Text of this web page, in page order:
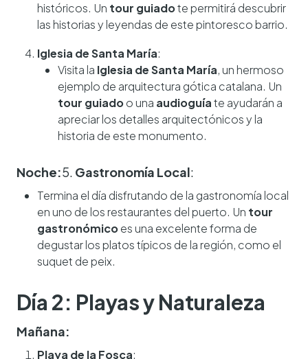
históricos. Un tour guiadote permitirá descubrir
las historias y leyendas de este pintoresco barrio.
Iglesia de Santa María:
Visita la Iglesia de Santa María, un hermoso
ejemplo de arquitectura gótica catalana. Un
tour guiadoo una audioguíate ayudarán a
apreciar los detalles arquitectónicos y la
historia de este monumento.
Noche:5. Gastronomía Local:
Termina el día disfrutando de la gastronomía local
en uno de los restaurantes del puerto. Un tour
gastronómicoes una excelente forma de
degustar los platos típicos de la región, como el
suquet de peix.
Día 2: Playas y Naturaleza
Mañana:
Playa de la Fosca: